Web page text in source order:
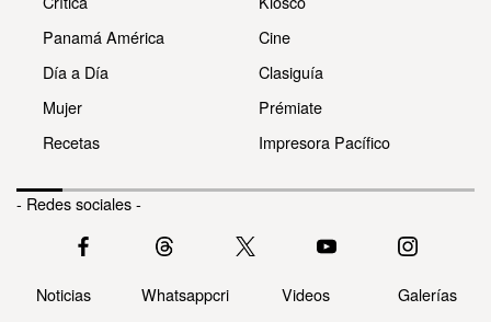
Panamá América
Día a Día
Mujer
Recetas
Cine
Clasiguía
Prémiate
Impresora Pacífico
- Redes sociales -
Noticias Whatsappcri Videos Galerías